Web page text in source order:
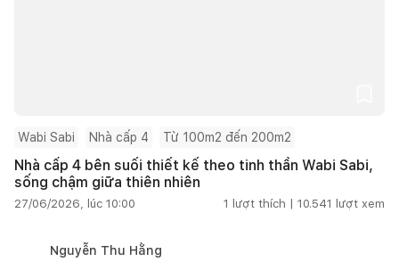
Wabi Sabi Nhà cấp 4 Từ 100m2 đến 200m2
Nhà cấp 4 bên suối thiết kế theo tinh thần Wabi Sabi,
sống chậm giữa thiên nhiên
27/06/2026, lúc 10:00 1 lượt thích | 10.541 lượt xem
Nguyễn Thu Hằng